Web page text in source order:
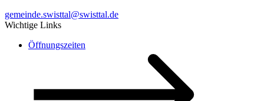
gemeinde.swisttal@swisttal.de
Wichtige Links
Öffnungszeiten